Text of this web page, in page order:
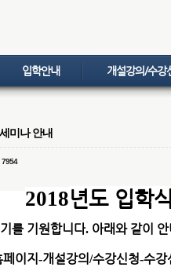
입학안내 개설강의/수강
미나 안내
7954
2018년도 입학
를 기원합니다. 아래와 같이
이지 -개설강의/수강신청-수강